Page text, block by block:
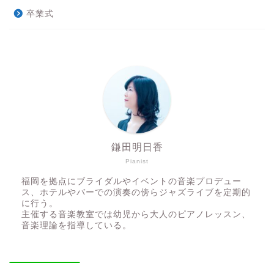
卒業式
Pianist
鎌田明日香
福岡を拠点にブライダルやイベントの音楽プロデュー
ス、ホテルやバーでの演奏の傍らジャズライブを定期的
に行う。
主催する音楽教室では幼児から大人のピアノレッスン、
音楽理論を指導している。